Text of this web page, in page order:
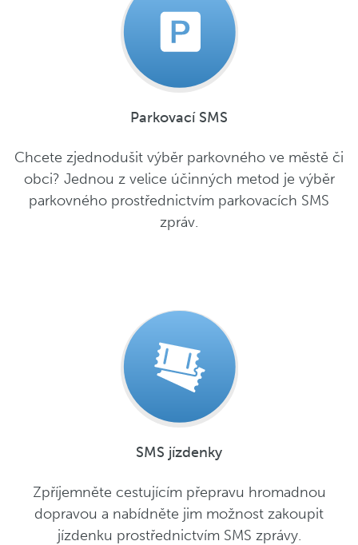
Parkovací SMS
Chcete zjednodušit výběr parkovného ve městě či
obci? Jednou z velice účinných metod je výběr
parkovného prostřednictvím parkovacích SMS
zpráv.
SMS jízdenky
Zpříjemněte cestujícím přepravu hromadnou
dopravou a nabídněte jim možnost zakoupit
jízdenku prostřednictvím SMS zprávy.